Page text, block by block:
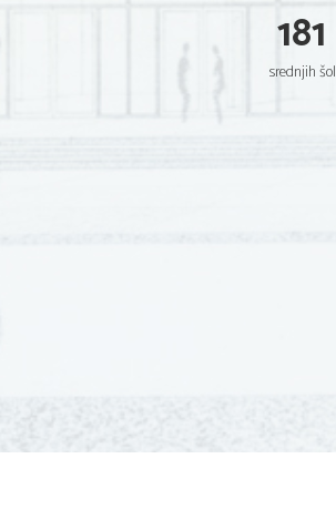
181
srednjih šol